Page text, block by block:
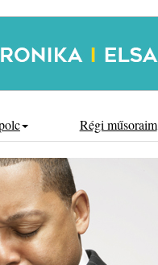
Régi műsoraim